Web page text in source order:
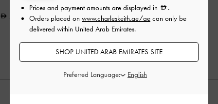
375.00
350.00
350.00
Prices and payment amounts are displayed in
.
Orders placed on www.charleskeith.ae/ae can only be
delivered within United Arab Emirates.
SHOP UNITED ARAB EMIRATES SITE
Preferred Language: